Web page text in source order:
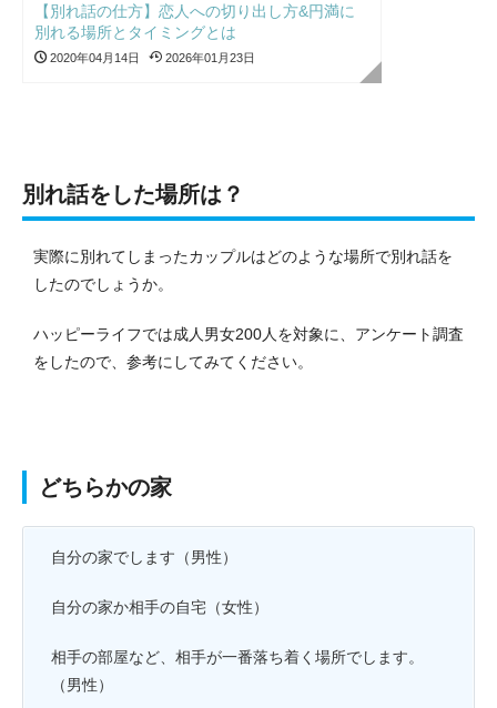
【別れ話の仕方】恋人への切り出し方&円満に
別れる場所とタイミングとは
2020年04月14日 2026年01月23日
別れ話をした場所は？
実際に別れてしまったカップルはどのような場所で別れ話を
したのでしょうか。
ハッピーライフでは成人男女200人を対象に、アンケート調査
をしたので、参考にしてみてください。
どちらかの家
自分の家でします（男性）
自分の家か相手の自宅（女性）
相手の部屋など、相手が一番落ち着く場所でします。
（男性）